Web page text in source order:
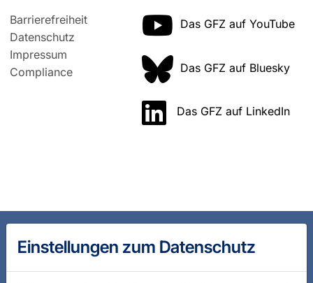
Barrierefreiheit
Datenschutz
Impressum
Compliance
Das GFZ auf YouTube
Das GFZ auf Bluesky
Das GFZ auf LinkedIn
Einstellungen zum Datenschutz